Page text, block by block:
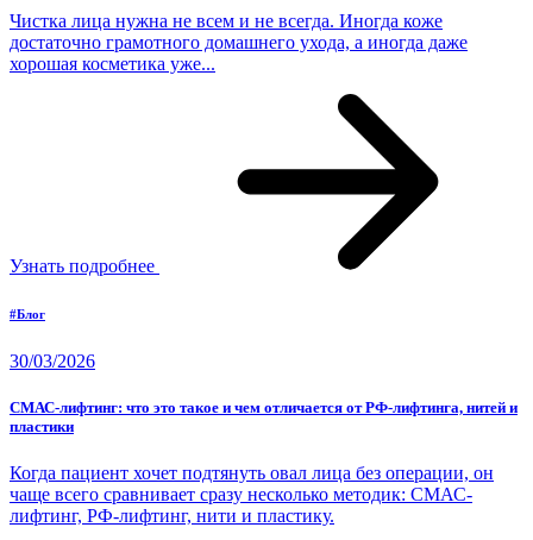
Чистка лица нужна не всем и не всегда. Иногда коже
достаточно грамотного домашнего ухода, а иногда даже
хорошая косметика уже...
Узнать подробнее
#Блог
30/03/2026
СМАС-лифтинг: что это такое и чем отличается от РФ-лифтинга, нитей и
пластики
Когда пациент хочет подтянуть овал лица без операции, он
чаще всего сравнивает сразу несколько методик: СМАС-
лифтинг, РФ-лифтинг, нити и пластику.